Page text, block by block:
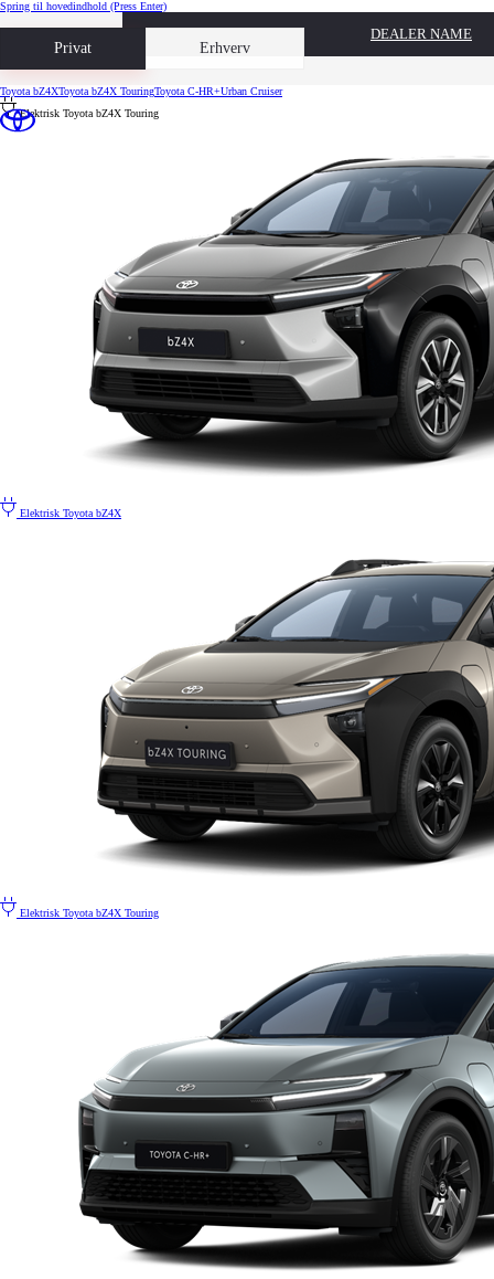
Spring til hovedindhold (Press Enter)
Privat Erhverv
Book prøvetur
DEALER NAME
Toyota bZ4XToyota bZ4X TouringToyota C-HR+Urban Cruiser
Elektrisk Toyota bZ4X Touring
Elektrisk Toyota bZ4X
Elektrisk Toyota bZ4X Touring